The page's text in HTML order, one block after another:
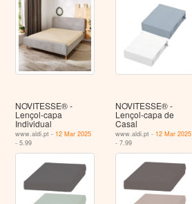
NOVITESSE® -
Lençol-capa
Individual
www.aldi.pt - 12 Mar 2025
- 5.99
NOVITESSE® -
Lençol-capa de
Casal
www.aldi.pt - 12 Mar 2025
- 7.99